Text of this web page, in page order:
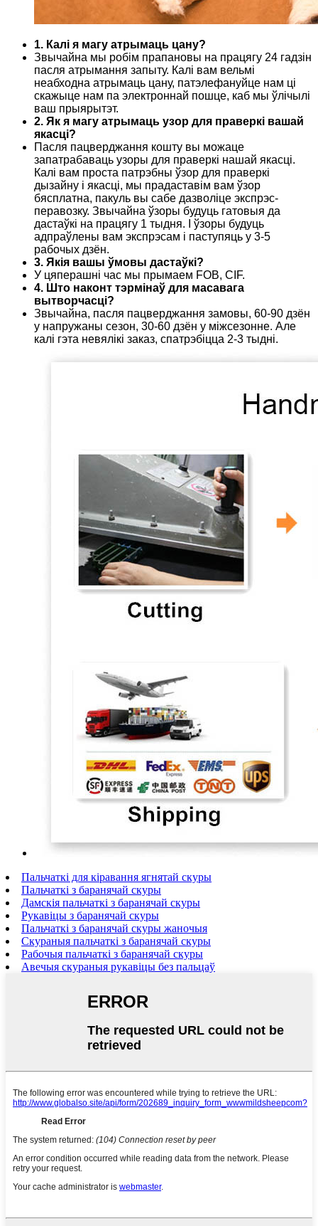
1. Калі я магу атрымаць цану?
Звычайна мы робім прапановы на працягу 24 гадзін
пасля атрымання запыту. Калі вам вельмі
неабходна атрымаць цану, патэлефануйце нам ці
скажыце нам па электроннай пошце, каб мы ўлічылі
ваш прыярытэт.
2. Як я магу атрымаць узор для праверкі вашай
якасці?
Пасля пацверджання кошту вы можаце
запатрабаваць узоры для праверкі нашай якасці.
Калі вам проста патрэбны ўзор для праверкі
дызайну і якасці, мы прадаставім вам ўзор
бясплатна, пакуль вы сабе дазволіце экспрэс-
перавозку. Звычайна ўзоры будуць гатовыя да
дастаўкі на працягу 1 тыдня. І ўзоры будуць
адпраўлены вам экспрэсам і паступяць у 3-5
рабочых дзён.
3. Якія вашы ўмовы дастаўкі?
У цяперашні час мы прымаем FOB, CIF.
4. Што наконт тэрмінаў для масавага
вытворчасці?
Звычайна, пасля пацверджання замовы, 60-90 дзён
у напружаны сезон, 30-60 дзён у міжсезонне. Але
калі гэта невялікі заказ, спатрэбіцца 2-3 тыдні.
Пальчаткі для кіравання ягнятай скуры
Пальчаткі з баранячай скуры
Дамскія пальчаткі з баранячай скуры
Рукавіцы з баранячай скуры
Пальчаткі з баранячай скуры жаночыя
Скураныя пальчаткі з баранячай скуры
Рабочыя пальчаткі з баранячай скуры
Авечыя скураныя рукавіцы без пальцаў